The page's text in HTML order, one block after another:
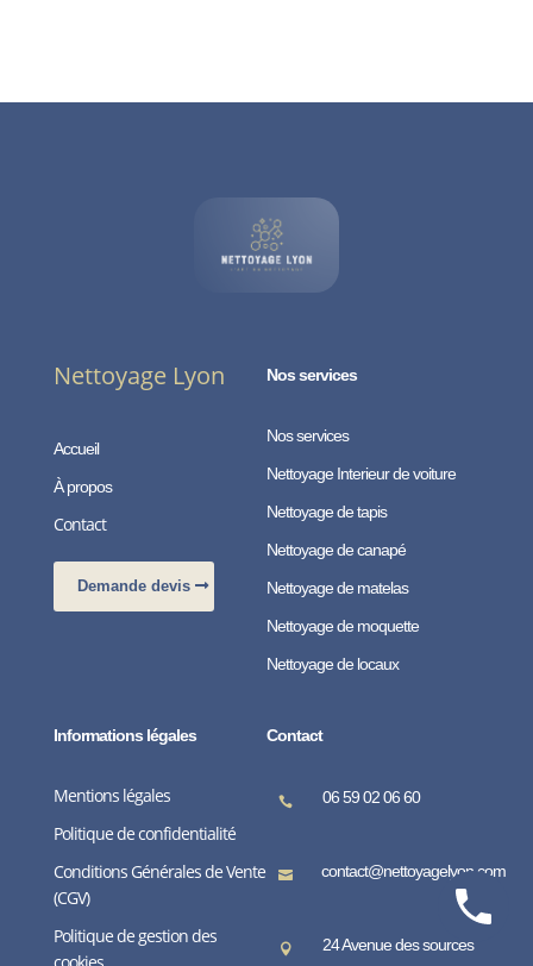
Nettoyage Lyon
Accueil
À propos
Contact
Demande devis
Nos services
Nos services
Nettoyage Interieur de voiture
Nettoyage de tapis
Nettoyage de canapé
Nettoyage de matelas
Nettoyage de moquette
Nettoyage de locaux
Informations légales
Mentions légales
Politique de confidentialité
Conditions Générales de Vente
(CGV)
Politique de gestion des
cookies
Contact
 06 59 02 06 60
 contact@nettoyagelyon.com

24 Avenue des sources